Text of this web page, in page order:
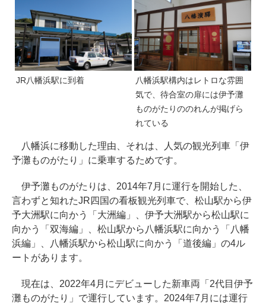
JR八幡浜駅に到着
八幡浜駅構内はレトロな雰囲
気で、待合室の扉には伊予灘
ものがたりののれんが掲げら
れている
八幡浜に移動した理由、それは、人気の観光列車「伊
予灘ものがたり」に乗車するためです。
伊予灘ものがたりは、2014年7月に運行を開始した、
言わずと知れたJR四国の看板観光列車で、松山駅から伊
予大洲駅に向かう「大洲編」、伊予大洲駅から松山駅に
向かう「双海編」、松山駅から八幡浜駅に向かう「八幡
浜編」、八幡浜駅から松山駅に向かう「道後編」の4ル
ートがあります。
現在は、2022年4月にデビューした新車両「2代目伊予
灘ものがたり」で運行しています。2024年7月には運行